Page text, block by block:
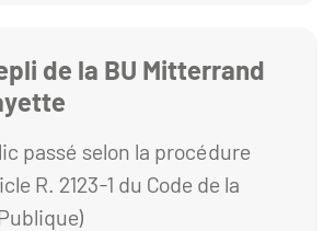
de la BU Mitterrand
passé selon la procédure
R. 2123-1 du Code de la